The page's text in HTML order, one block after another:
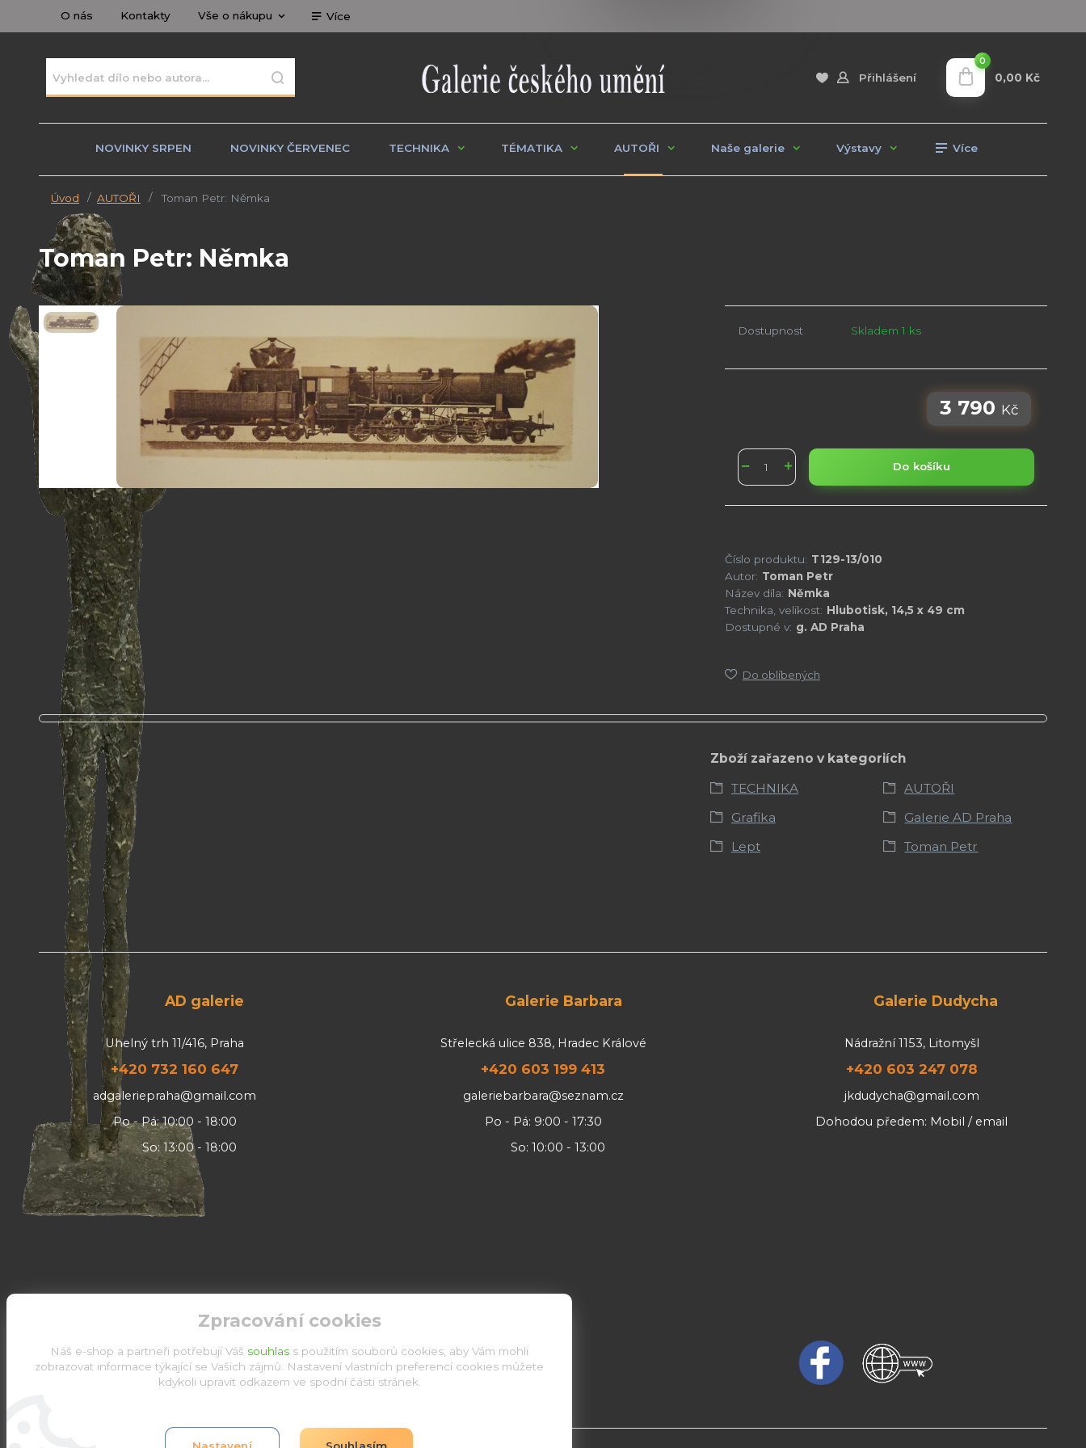
O nás Kontakty Vše o nákupu Více
Přihlášení
0
0,00 Kč
NOVINKY SRPEN NOVINKY ČERVENEC TECHNIKA TÉMATIKA AUTOŘI Naše galerie Výstavy Více
Úvod AUTOŘI Toman Petr: Němka
Toman Petr: Němka
Dostupnost Skladem 1 ks
3 790 Kč
Do košíku
Číslo produktu: T129-13/010
Autor: Toman Petr
Název díla: Němka
Technika, velikost: Hlubotisk, 14,5 x 49 cm
Dostupné v: g. AD Praha
Do oblíbených
Zboží zařazeno v kategoriích
TECHNIKA
AUTOŘI
Grafika
Galerie AD Praha
Lept
Toman Petr
AD galerie
Uhelný trh 11/416, Praha
+420 732 160 647
adgaleriepraha@gmail.com
Po - Pá: 10:00 - 18:00
So: 13:00 - 18:00
Galerie Barbara
Střelecká ulice 838, Hradec Králové
+420 603 199 413
galeriebarbara@seznam.cz
Po - Pá: 9:00 - 17:30
So: 10:00 - 13:00
Galerie Dudycha
Nádražní 1153, Litomyšl
+420 603 247 078
jkdudycha@gmail.com
Dohodou předem: Mobil / email
Zpracování cookies
Náš e-shop a partneři potřebují Váš souhlas s použitím souborů cookies, aby Vám mohli
zobrazovat informace týkající se Vašich zájmů. Nastavení vlastních preferencí cookies můžete
kdykoli upravit odkazem ve spodní části stránek.